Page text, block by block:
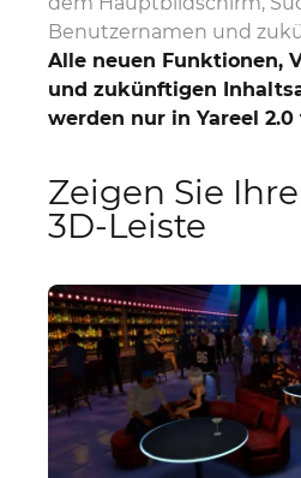
Benutzernamen und
Alle neuen Funktionen,
und zukünftigen
werden nur in Yareel
Zeigen Sie
3D-Leiste